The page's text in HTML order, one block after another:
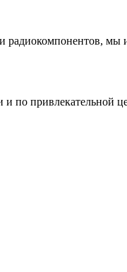
радиокомпонентов, мы
по привлекательной